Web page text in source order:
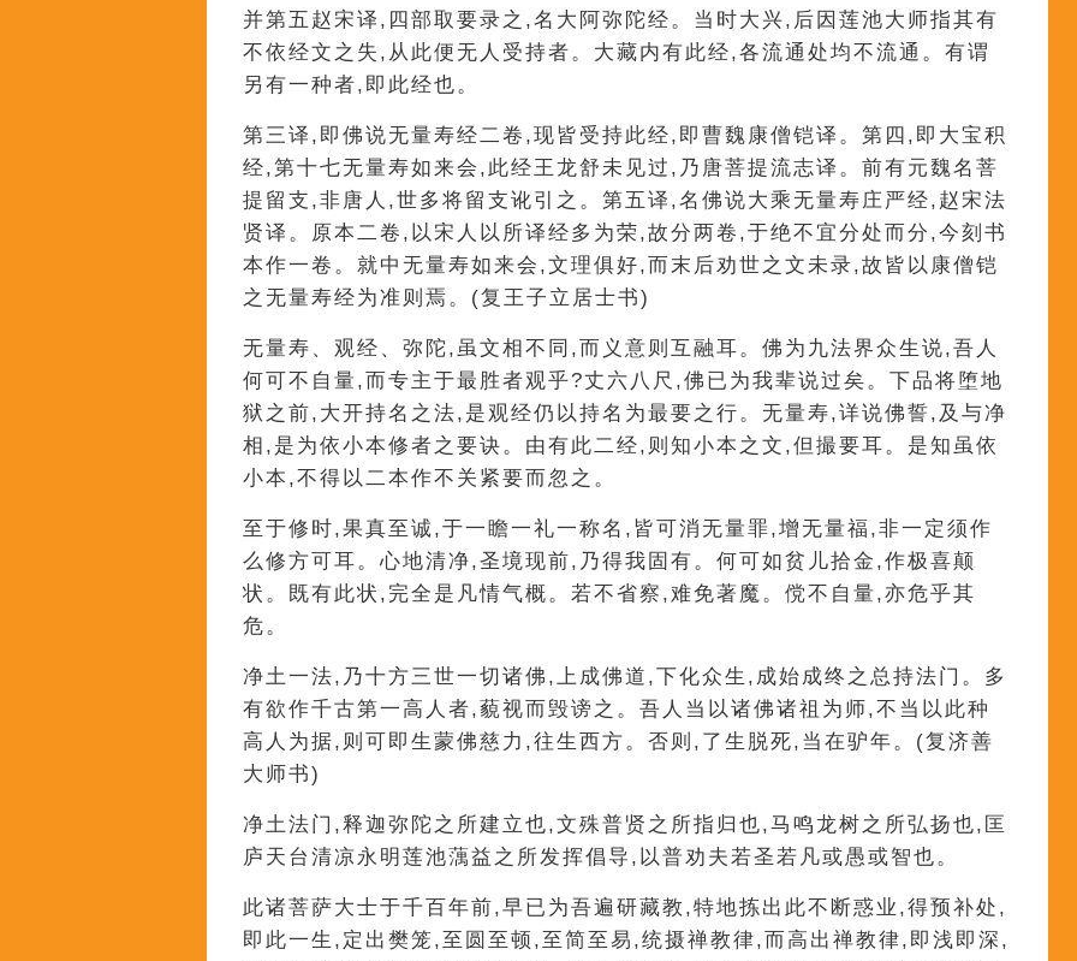
并第五赵宋译,四部取要录之,名大阿弥陀经。当时大兴,后因莲池大师指其有
不依经文之失,从此便无人受持者。大藏内有此经,各流通处均不流通。有谓
另有一种者,即此经也。
第三译,即佛说无量寿经二卷,现皆受持此经,即曹魏康僧铠译。第四,即大宝积
经,第十七无量寿如来会,此经王龙舒未见过,乃唐菩提流志译。前有元魏名菩
提留支,非唐人,世多将留支讹引之。第五译,名佛说大乘无量寿庄严经,赵宋法
贤译。原本二卷,以宋人以所译经多为荣,故分两卷,于绝不宜分处而分,今刻书
本作一卷。就中无量寿如来会,文理俱好,而末后劝世之文未录,故皆以康僧铠
之无量寿经为准则焉。(复王子立居士书)
无量寿、观经、弥陀,虽文相不同,而义意则互融耳。佛为九法界众生说,吾人
何可不自量,而专主于最胜者观乎?丈六八尺,佛已为我辈说过矣。下品将堕地
狱之前,大开持名之法,是观经仍以持名为最要之行。无量寿,详说佛誓,及与净
相,是为依小本修者之要诀。由有此二经,则知小本之文,但撮要耳。是知虽依
小本,不得以二本作不关紧要而忽之。
至于修时,果真至诚,于一瞻一礼一称名,皆可消无量罪,增无量福,非一定须作
么修方可耳。心地清净,圣境现前,乃得我固有。何可如贫儿拾金,作极喜颠
状。既有此状,完全是凡情气概。若不省察,难免著魔。傥不自量,亦危乎其
危。
净土一法,乃十方三世一切诸佛,上成佛道,下化众生,成始成终之总持法门。多
有欲作千古第一高人者,藐视而毁谤之。吾人当以诸佛诸祖为师,不当以此种
高人为据,则可即生蒙佛慈力,往生西方。否则,了生脱死,当在驴年。(复济善
大师书)
净土法门,释迦弥陀之所建立也,文殊普贤之所指归也,马鸣龙树之所弘扬也,匡
庐天台清凉永明莲池蕅益之所发挥倡导,以普劝夫若圣若凡或愚或智也。
此诸菩萨大士于千百年前,早已为吾遍研藏教,特地拣出此不断惑业,得预补处,
即此一生,定出樊笼,至圆至顿,至简至易,统摄禅教律,而高出禅教律,即浅即深,